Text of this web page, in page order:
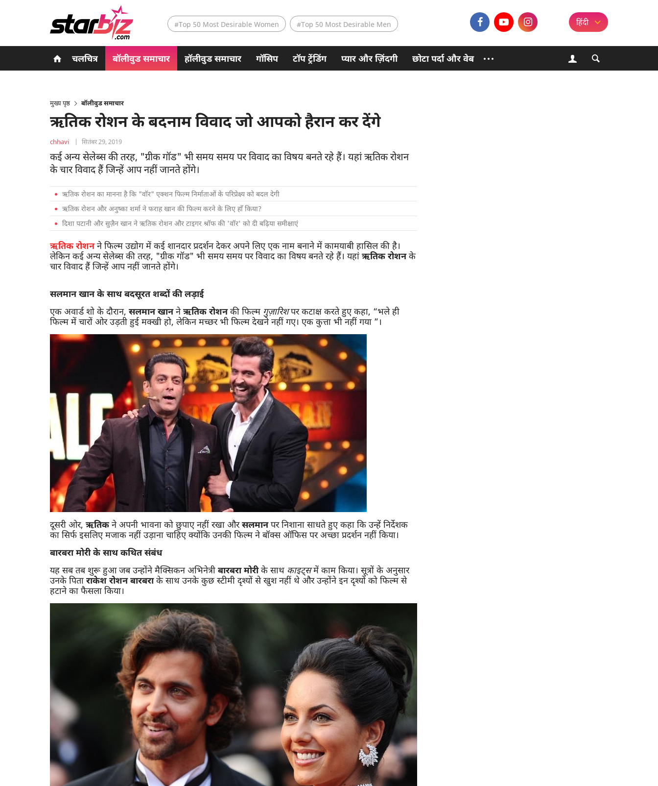
#Top 50 Most Desirable Women #Top 50 Most Desirable Men हिंदी
चलचित्र बॉलीवुड समाचार हॉलीवुड समाचार गॉसिप टॉप ट्रेंडिंग प्यार और ज़िंदगी छोटा पर्दा और वेब
मुख्य पृष्ठ बॉलीवुड समाचार
ऋतिक रोशन के बदनाम विवाद जो आपको हैरान कर देंगे
chhavi | सितंबर 29, 2019
कई अन्य सेलेब्स की तरह, "ग्रीक गॉड" भी समय समय पर विवाद का विषय बनते रहे हैं। यहां ऋतिक रोशन
के चार विवाद हैं जिन्हें आप नहीं जानते होंगे।
ऋतिक रोशन का मानना ​​है कि "वॉर" एक्शन फिल्म निर्माताओं के परिप्रेक्ष्य को बदल देगी
ऋतिक रोशन और अनुष्का शर्मा ने फराह खान की फिल्म करने के लिए हाँ किया?
दिशा पटानी और सुज़ैन खान ने ऋतिक रोशन और टाइगर श्रॉफ की 'वॉर' को दी बढ़िया समीक्षाएं
ऋतिक रोशनने फिल्म उद्योग में कई शानदार प्रदर्शन देकर अपने लिए एक नाम बनाने में कामयाबी हासिल की है।
लेकिन कई अन्य सेलेब्स की तरह, "ग्रीक गॉड" भी समय समय पर विवाद का विषय बनते रहे हैं। यहां ऋतिक रोशनके
चार विवाद हैं जिन्हें आप नहीं जानते होंगे।
सलमान खान के साथ बदसूरत शब्दों की लड़ाई
एक अवार्ड शो के दौरान, सलमान खाननेऋतिक रोशनकी फिल्म गुज़ारिशपर कटाक्ष करते हुए कहा, “भले ही
फिल्म में चारों ओर उड़ती हुई मक्खी हो, लेकिन मच्छर भी फिल्म देखने नहीं गए। एक कुत्ता भी नहीं गया ”।
दूसरी ओर, ऋतिक ने अपनी भावना को छुपाए नहीं रखा औरसलमानपर निशाना साधते हुए कहा कि उन्हें निर्देशक
का सिर्फ इसलिए मजाक नहीं उड़ाना चाहिए क्योंकि उनकी फिल्म ने बॉक्स ऑफिस पर अच्छा प्रदर्शन नहीं किया।
बारबरा मोरी के साथ कथित संबंध
यह सब तब शुरू हुआ जब उन्होंने मैक्सिकन अभिनेत्री बारबरा मोरीके साथ काइट्समें काम किया। सूत्रों के अनुसार
उनके पिता राकेश रोशन बारबराके साथ उनके कुछ स्टीमी दृश्यों से खुश नहीं थे और उन्होंने इन दृश्यों को फिल्म से
हटाने का फैसला किया।